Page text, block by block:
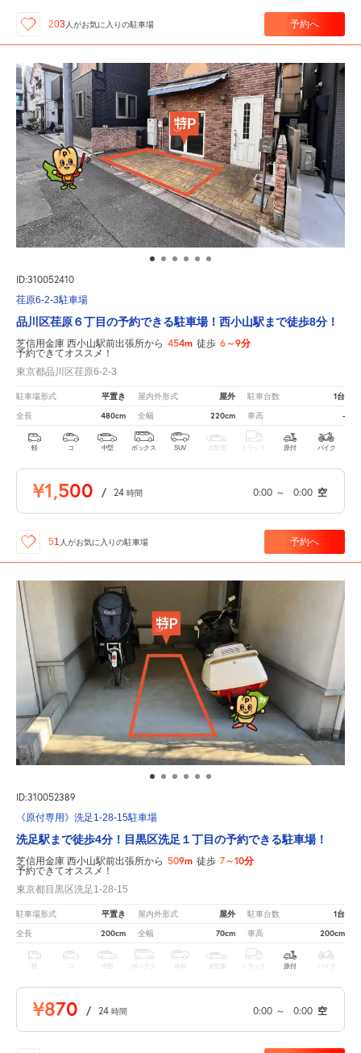
203 人がお気に入りの駐車場 予約へ
ID:310052410
荏原6-2-3駐車場
品川区荏原６丁目の予約できる駐車場！西小山駅まで徒歩8分！
芝信用金庫 西小山駅前出張所から 454m 徒歩 6～9分
予約できてオススメ！
東京都品川区荏原6-2-3
駐車場形式 平置き 屋内外形式 屋外 駐車台数 1台
全長 480cm 全幅 220cm 車高 -
軽 コ 中型 ボックス SUV 大型車 トラック 原付 バイク
¥1,500 / 24 時間 0:00 ～ 0:00 空
51 人がお気に入りの駐車場 予約へ
ID:310052389
《原付専用》洗足1-28-15駐車場
洗足駅まで徒歩4分！目黒区洗足１丁目の予約できる駐車場！
芝信用金庫 西小山駅前出張所から 509m 徒歩 7～10分
予約できてオススメ！
東京都目黒区洗足1-28-15
駐車場形式 平置き 屋内外形式 屋外 駐車台数 1台
全長 200cm 全幅 70cm 車高 200cm
軽 中型 ボックス SUV 大型車 トラック 原付 バイク
¥870 / 24 時間 0:00 ～ 0:00 空